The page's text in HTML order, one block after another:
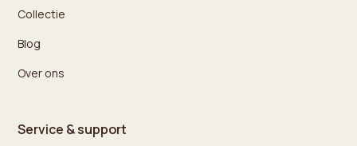
Collectie
Blog
Over ons
Service & support